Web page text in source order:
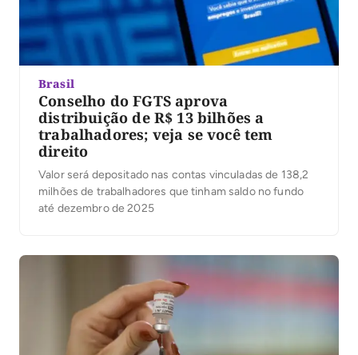
Brasil
Conselho do FGTS aprova
distribuição de R$ 13 bilhões a
trabalhadores; veja se você tem
direito
Valor será depositado nas contas vinculadas de 138,2
milhões de trabalhadores que tinham saldo no fundo
até dezembro de 2025